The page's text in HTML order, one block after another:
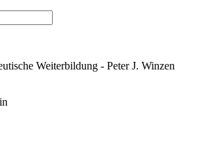
Weiterbildung - Peter J. Winzen